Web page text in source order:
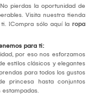
pierdas la oportunidad de
Visita nuestra tienda
¡Compra sólo aquí la ropa
para ti:
por eso nos esforzamos
estilos clásicos y elegantes
para todos los gustos
princesa hasta conjuntos
estampadas.